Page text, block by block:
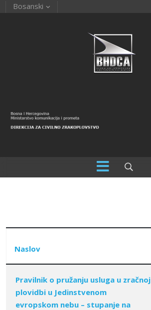
Bosanski
Articles
Naslov
Pravilnik o pružanju usluga u zračnoj
plovidbi u Jedinstvenom
evropskom nebu – stupanje na